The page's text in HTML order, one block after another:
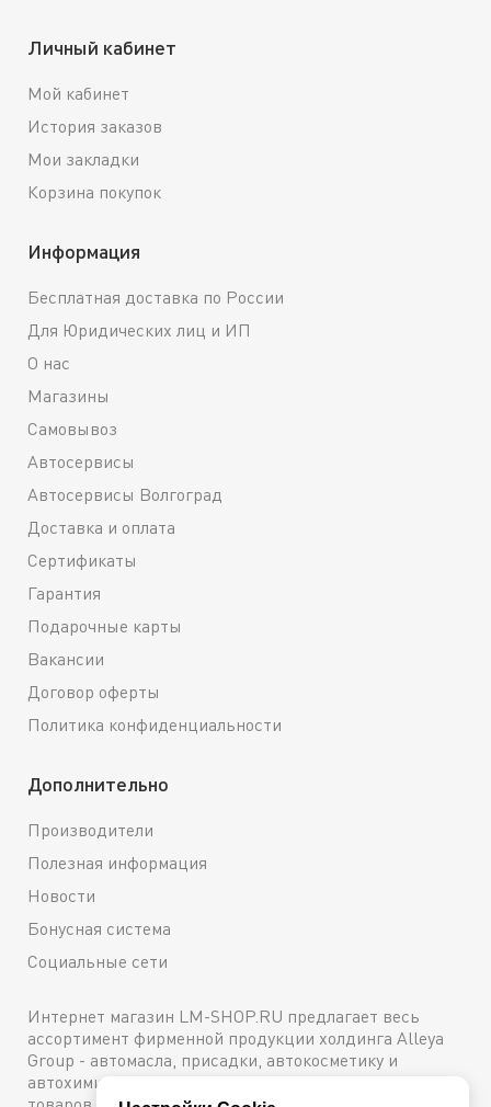
Личный кабинет
Мой кабинет
История заказов
Мои закладки
Корзина покупок
Информация
Бесплатная доставка по России
Для Юридических лиц и ИП
О нас
Магазины
Самовывоз
Автосервисы
Автосервисы Волгоград
Доставка и оплата
Сертификаты
Гарантия
Подарочные карты
Вакансии
Договор оферты
Политика конфиденциальности
Дополнительно
Производители
Полезная информация
Новости
Бонусная система
Социальные сети
Интернет магазин LM-SHOP.RU предлагает весь
ассортимент фирменной продукции холдинга Alleya
Group - автомасла, присадки, автокосметику и
автохимию. Каталог содержит подробное описание